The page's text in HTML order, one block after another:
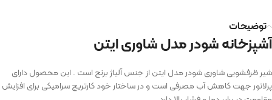
توضیحات
آشپزخانه شودر مدل شاوری ایتن
شیر ظرفشویی شاوری شودر مدل ایتن از جنس آلیاژ برنج است . این محصول دارای
پرلاتور جهت کاهش آب مصرفی است و در ساختار خود کارتریج سرامیکی برای افزایش